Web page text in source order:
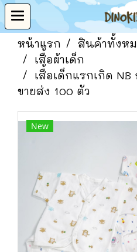
หน้าแรก สินค้าทั้งห
เสื้อผ้าเด็ก
เสื้อเด็กแรกเกิด
ขายส่ง 100 ตัว
New